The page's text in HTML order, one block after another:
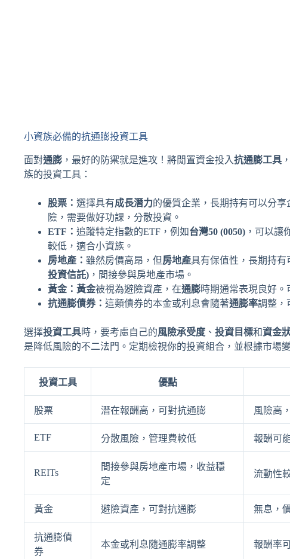
小資族必備的抗通膨投資工具
面對通膨 ，最好的防禦就是進攻！將閒置資金投入抗通膨工具
族的投資工具：
股票： 選擇具有成長潛力的優質企業，長期持有可以分
險，需要做好功課，分散投資。
ETF： 追蹤特定指數的ETF，例如台灣50 (0050) ，可以讓
較低，適合小資族。
房地產： 雖然房價高昂，但房地產具有保值性，長期持有
投資信託) ，間接參與房地產市場。
黃金： 黃金被視為避險資產，在通膨時期通常表現良好。
抗通膨債券： 這類債券的本金或利息會隨著通膨率調整，
選擇投資工具時，要考慮自己的風險承受度 、 投資目標和資金
是降低風險的不二法門。定期檢視你的投資組合，並根據市場
投資工具 優點
股票 潛在報酬高，可對抗通膨 風險高
ETF 分散風險，管理費較低 報酬可
REITs
間接參與房地產市場，收益穩
定
流動性
黃金 避險資產，可對抗通膨 無息，
抗通膨債
券
本金或利息隨通膨率調整 報酬率